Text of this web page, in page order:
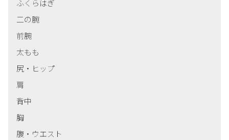
ふくらはぎ
二の腕
前腕
太もも
尻・ヒップ
肩
背中
胸
腹・ウエスト